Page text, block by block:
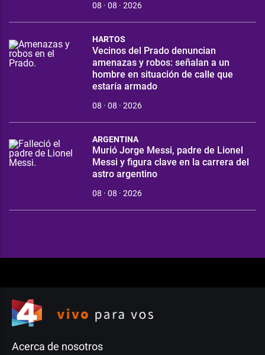
08 · 08 · 2026
HARTOS
Vecinos del Prado denuncian
amenazas y robos: señalan a un
hombre en situación de calle que
estaría armado
08 · 08 · 2026
ARGENTINA
Murió Jorge Messi, padre de Lionel
Messi y figura clave en la carrera del
astro argentino
08 · 08 · 2026
Acerca de nosotros